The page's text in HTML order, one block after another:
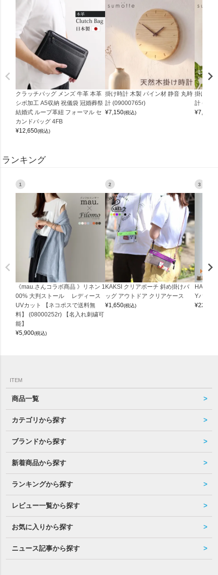
クラッチバッグ メンズ 牛革 本革
シボ加工 A5収納 祝儀袋 冠婚葬祭
結婚式 ループ革紐 フォーマル セ
カンドバッグ 4FB
¥12,650(税込)
掛け時計 木製 パイン材 静音 丸時
計 (09000765r)
¥7,150(税込)
掛け時
計
¥7,150
ランキング
1
《mau.さんコラボ商品 》リネン 1
00% 大判ストール レディース
UVカット 【ネコポスで送料無
料】 (08000252r) 【名入れ刺繍可
能】
¥5,900(税込)
2
KAKSI クリアポーチ 斜め掛けバ
ッグ アウトドア クリアケース
¥1,650(税込)
3
Yバッグ
¥22,000
ITEM
商品一覧
カテゴリから探す
ブランドから探す
新着商品から探す
ランキングから探す
レビュー一覧から探す
お気に入りから探す
ニュース記事から探す